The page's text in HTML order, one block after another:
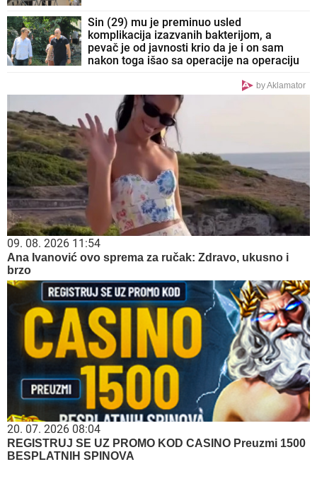
Sin (29) mu je preminuo usled
komplikacija izazvanih bakterijom, a
pevač je od javnosti krio da je i on sam
nakon toga išao sa operacije na operaciju
by Aklamator
09. 08. 2026 11:54
Ana Ivanović ovo sprema za ručak: Zdravo, ukusno i
brzo
20. 07. 2026 08:04
REGISTRUJ SE UZ PROMO KOD CASINO Preuzmi 1500
BESPLATNIH SPINOVA